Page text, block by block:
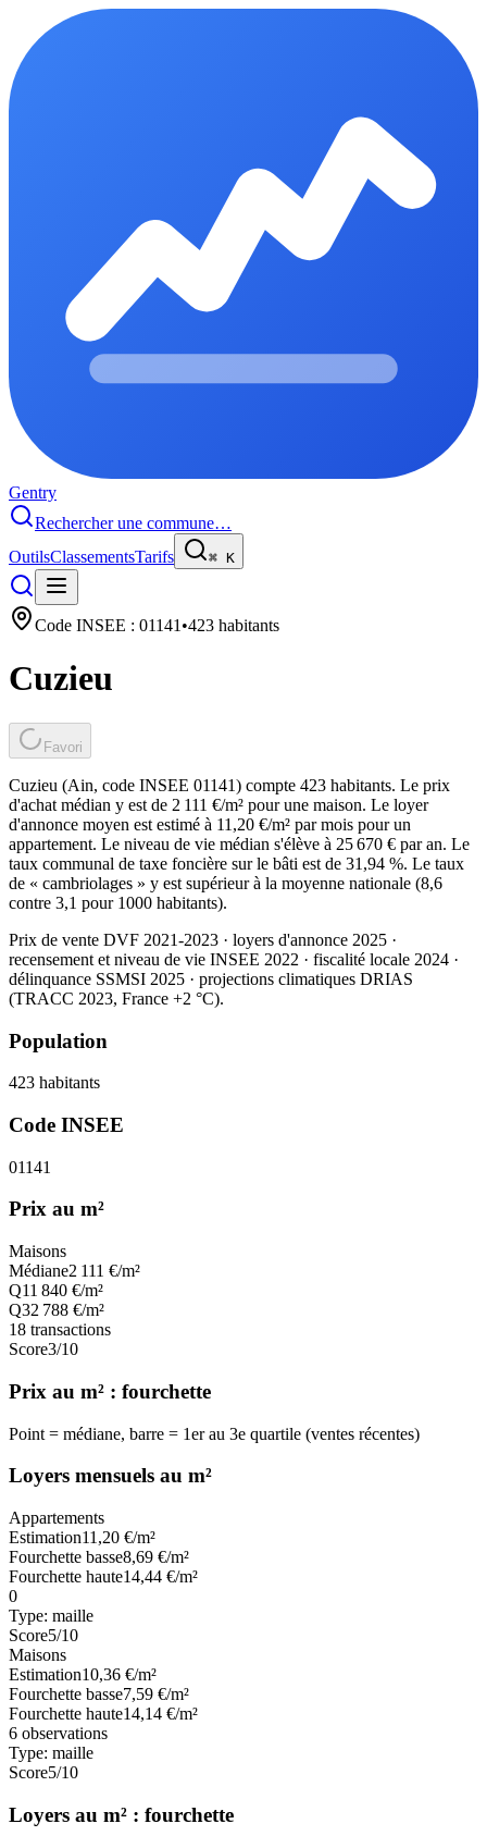
Gentry
Rechercher une commune…
OutilsClassementsTarifs ⌘ K
Code INSEE : 01141 •423 habitants
Cuzieu
Favori
Cuzieu (Ain, code INSEE 01141) compte 423 habitants. Le prix
d'achat médian y est de 2 111 €/m² pour une maison. Le loyer
d'annonce moyen est estimé à 11,20 €/m² par mois pour un
appartement. Le niveau de vie médian s'élève à 25 670 € par an. Le
taux communal de taxe foncière sur le bâti est de 31,94 %. Le taux
de « cambriolages » y est supérieur à la moyenne nationale (8,6
contre 3,1 pour 1000 habitants).
Prix de vente DVF 2021-2023 · loyers d'annonce 2025 ·
recensement et niveau de vie INSEE 2022 · fiscalité locale 2024 ·
délinquance SSMSI 2025 · projections climatiques DRIAS
(TRACC 2023, France +2 °C).
Population
423 habitants
Code INSEE
01141
Prix au m²
Maisons
Médiane2 111 €/m²
Q11 840 €/m²
Q32 788 €/m²
18 transactions
Score3/10
Prix au m² : fourchette
Point = médiane, barre = 1er au 3e quartile (ventes récentes)
Loyers mensuels au m²
Appartements
Estimation11,20 €/m²
Fourchette basse8,69 €/m²
Fourchette haute14,44 €/m²
0
Type: maille
Score5/10
Maisons
Estimation10,36 €/m²
Fourchette basse7,59 €/m²
Fourchette haute14,14 €/m²
6 observations
Type: maille
Score5/10
Loyers au m² : fourchette